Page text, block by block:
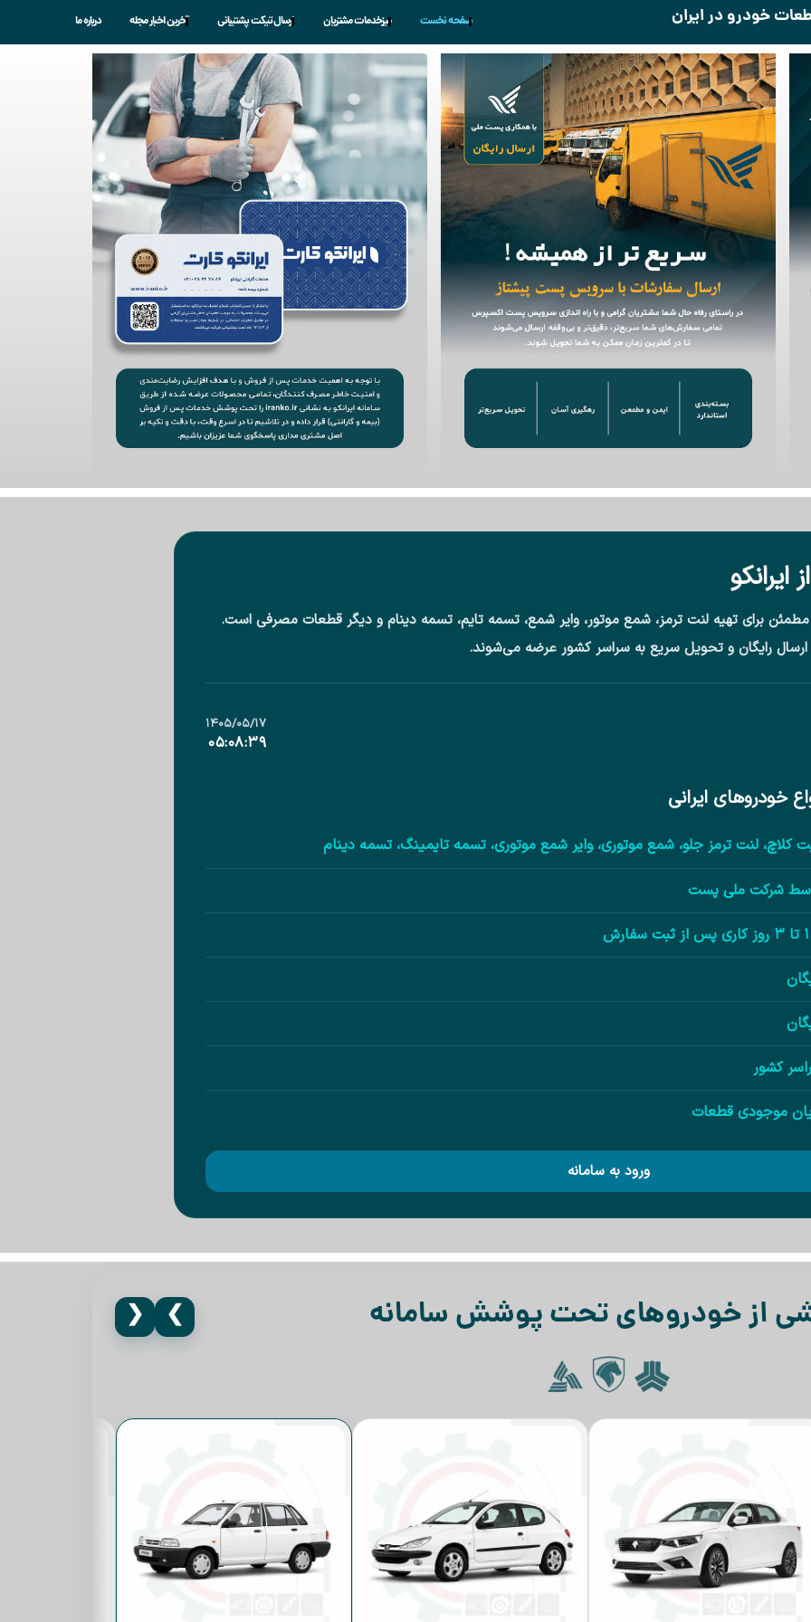
خودرو در ایران صفحه نخست میزخدمات مشتریان ارسال تیکت پشتیبانی آخرین اخبار مجله درباره ما
مطمئن برای تهیه لنت ترمز، شمع موتور، وایر شمع، تسمه تایم، تسمه دینام و دیگر قطعات مصرفی است.
ارسال رایگان و تحویل سریع به سراسر کشور عرضه می‌شوند.
۱۴۰۵/۰۵/۱۷
۰۵:۰۸:۴۱
خودروهای ایرانی
کلاچ، لنت ترمز جلو، شمع موتوری، وایر شمع موتوری، تسمه تایمینگ، تسمه دینام
شرکت ملی پست
کشور
موجودی قطعات
ورود به سامانه
از خودروهای تحت پوشش سامانه ❯
❮